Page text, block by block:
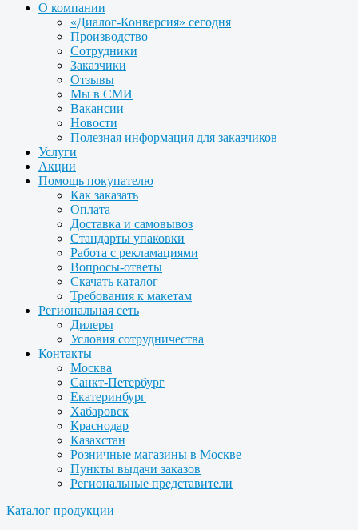
О компании
«Диалог-Конверсия» сегодня
Производство
Сотрудники
Заказчики
Отзывы
Мы в СМИ
Вакансии
Новости
Полезная информация для заказчиков
Услуги
Акции
Помощь покупателю
Как заказать
Оплата
Доставка и самовывоз
Стандарты упаковки
Работа с рекламациями
Вопросы-ответы
Скачать каталог
Требования к макетам
Региональная сеть
Дилеры
Условия сотрудничества
Контакты
Москва
Санкт-Петербург
Екатеринбург
Хабаровск
Краснодар
Казахстан
Розничные магазины в Москве
Пункты выдачи заказов
Региональные представители
Каталог продукции